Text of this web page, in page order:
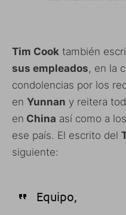
Tim Cook también
sus empleados, en la
condolencias por los
en Yunnan y reitera
en China así como a
ese país. El escrito del
siguiente:
Equipo,